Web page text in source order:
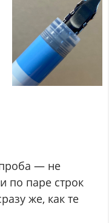
— не
по паре строк
же, как те